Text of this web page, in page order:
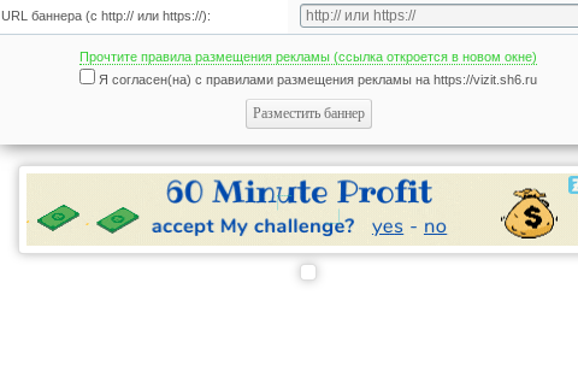
URL баннера (с http:// или https://):
Прочтите правила размещения рекламы (ссылка откроется в новом окне)
Я согласен(на) с правилами размещения рекламы на https://vizit.sh6.ru